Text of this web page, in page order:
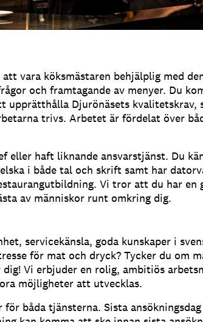
vara köksmästaren behjälplig med
och framtagande av menyer. Du
upprätthålla Djurönäsets kvalitetskrav,
trivs. Arbetet är fördelat över
eller haft liknande ansvarstjänst. Du
i både tal och skrift samt har
Vi tror att du har en
av människor runt omkring dig.
servicekänsla, goda kunskaper i
för mat och dryck? Tycker du om
Vi erbjuder en rolig, ambitiös
möjligheter att utvecklas.
båda tjänsterna. Sista ansökningsdag